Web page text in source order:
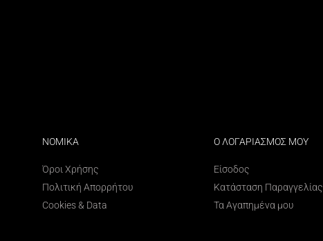
ΝΟΜΙΚΑ
Όροι Χρήσης
Πολιτική Απορρήτου
Cookies & Data
Ο ΛΟΓΑΡΙΑΣΜΟΣ ΜΟΥ
Είσοδος
Κατάσταση Παραγγελίας
Τα Αγαπημένα μου